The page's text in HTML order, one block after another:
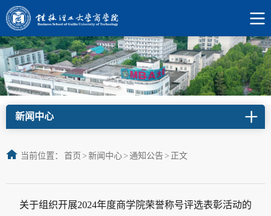
新闻中心
当前位置： 首页 > 新闻中心> 通知公告> 正文
关于组织开展2024年度商学院荣誉称号评选表彰活动的